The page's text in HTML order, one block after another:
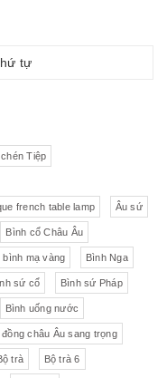
tự
Tiệp
french table lamp Âu sứ
Bình cổ Châu Âu
bình mạ vàng Bình Nga
sứ cổ Bình sứ Pháp
Bình uống nước
đồng châu Âu sang trọng
trà Bộ trà 6